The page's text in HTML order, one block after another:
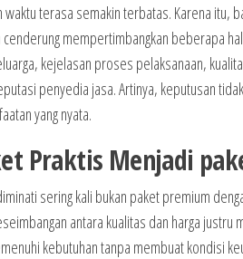
terasa semakin terbatas. Karena itu,
mempertimbangkan beberapa
kejelasan proses pelaksanaan,
penyedia jasa. Artinya, keputusan
yang nyata.
Praktis Menjadi
sering kali bukan paket premium
antara kualitas dan harga justru
kebutuhan tanpa membuat kondisi